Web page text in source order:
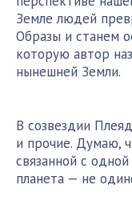
Земле людей
Образы и станем
которую автор
нынешней Земли.
В созвездии
и прочие. Думаю,
связанной с
планета — не